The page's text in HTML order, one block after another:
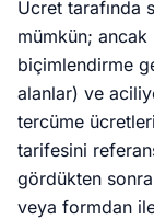
Ücret tarafında
mümkün;
biçimlendirme
alanlar) ve
tercüme
tarifesini
gördükten
veya formdan